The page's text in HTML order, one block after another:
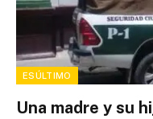
ESÚLTIMO
Una madre y su